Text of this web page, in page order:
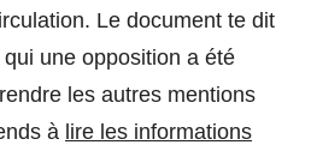
Le document te dit
une opposition a été
les autres mentions
à lire les informations